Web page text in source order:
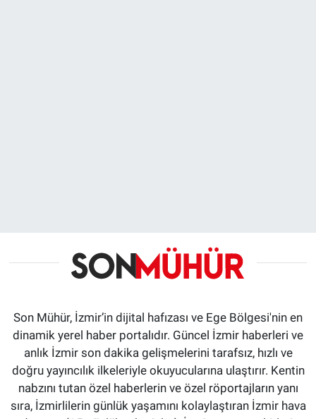
Son Mühür, İzmir’in dijital hafızası ve Ege Bölgesi'nin en
dinamik yerel haber portalıdır. Güncel İzmir haberleri ve
anlık İzmir son dakika gelişmelerini tarafsız, hızlı ve
doğru yayıncılık ilkeleriyle okuyucularına ulaştırır. Kentin
nabzını tutan özel haberlerin ve özel röportajların yanı
sıra, İzmirlilerin günlük yaşamını kolaylaştıran İzmir hava